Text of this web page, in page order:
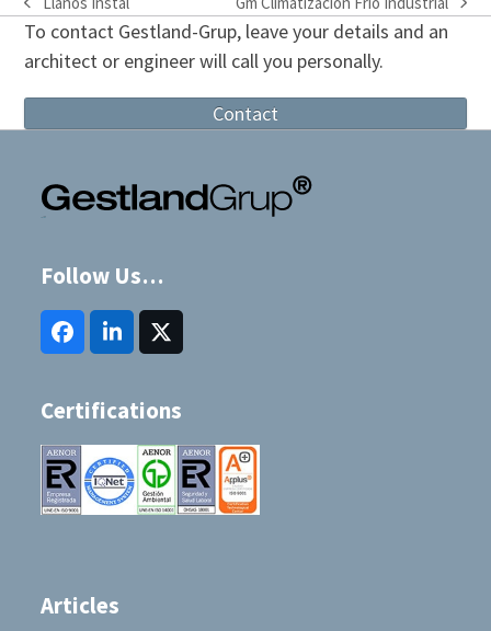
previous
post:
next
post:
To contact Gestland-Grup, leave your details and an
architect or engineer will call you personally.
Contact
Follow Us…
FacebookLinkedInTwitter
(deprecated)
Certifications
Articles